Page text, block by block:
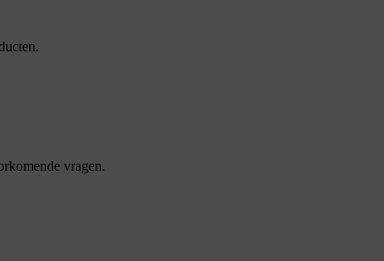
vragen.